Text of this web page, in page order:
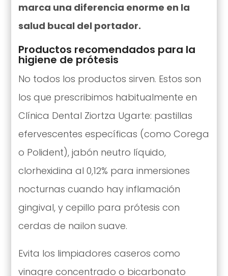
marca una diferencia enorme en la
salud bucal del portador.
Productos recomendados para la
higiene de prótesis
No todos los productos sirven. Estos son
los que prescribimos habitualmente en
Clínica Dental Ziortza Ugarte: pastillas
efervescentes específicas (como Corega
o Polident), jabón neutro líquido,
clorhexidina al 0,12% para inmersiones
nocturnas cuando hay inflamación
gingival, y cepillo para prótesis con
cerdas de nailon suave.
Evita los limpiadores caseros como
vinagre concentrado o bicarbonato